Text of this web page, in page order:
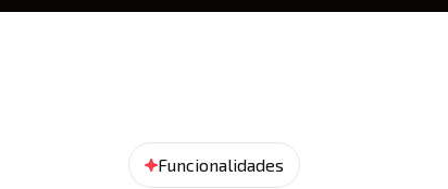
Funcionalidades